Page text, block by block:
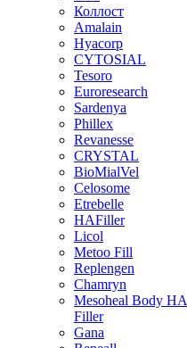
Коллост
Amalain
Hyacorp
CYTOSIAL
Tesoro
Euroresearch
Sardenya
Phillex
Revanesse
CRYSTAL
BioMialVel
Celosome
Etrebelle
HAFiller
Licol
Metoo Fill
Replengen
Chamryn
Mesoheal Body HA
Filler
Gana